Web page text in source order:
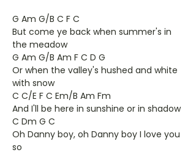
G Am G/B C F C
But come ye back when summer's in
the meadow
G Am G/B Am F C D G
Or when the valley's hushed and white
with snow
C C/E F C Em/B Am Fm
And I'll be here in sunshine or in shadow
C Dm G C
Oh Danny boy, oh Danny boy I love you
so